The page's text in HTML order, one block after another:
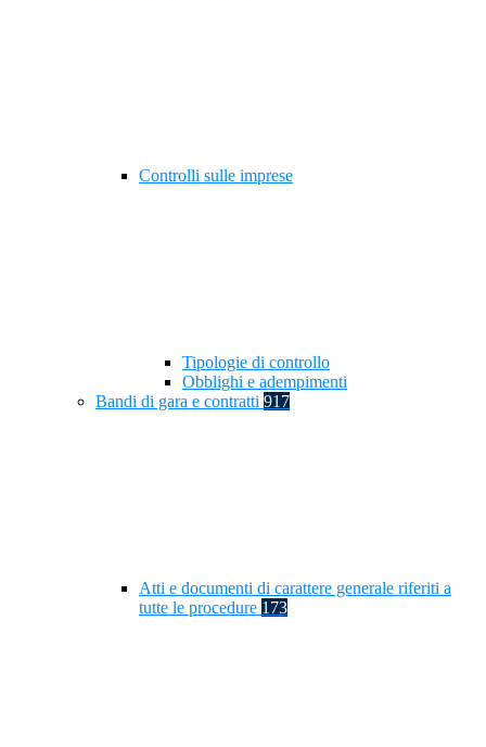
Controlli sulle imprese
Tipologie di controllo
Obblighi e adempimenti
Bandi di gara e contratti 917
Atti e documenti di carattere generale riferiti a
tutte le procedure 173